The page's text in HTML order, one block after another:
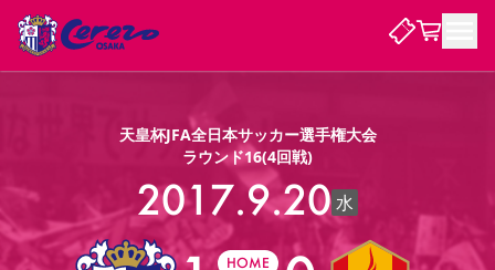
試合日程 / 結果 順位表
チームについて
チケット
クラブを知る
天皇杯JFA全日本サッカー選手権大会
ラウンド16(4回戦)
2017.9.20水
HOME